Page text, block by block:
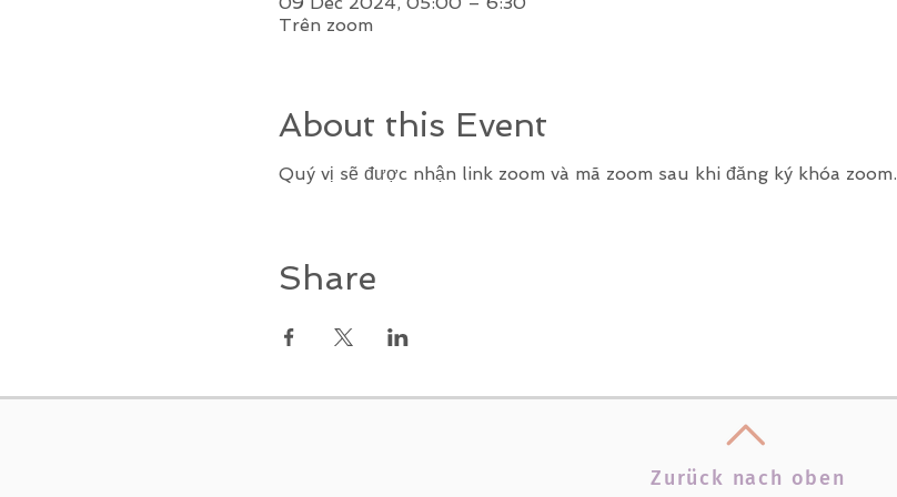
Trên zoom
About this Event
Quý vị sẽ được nhận link zoom và mã zoom sau khi đăng ký khóa zoom.
Share
Zurück nach oben